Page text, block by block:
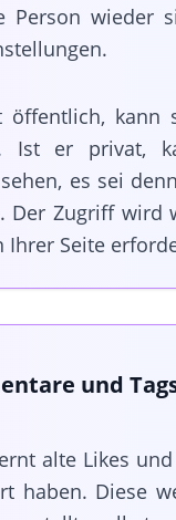
Person wieder
öffentlich, kann
Ist er privat,
es sei
Der Zugriff wird
Ihrer Seite
und
alte Likes
haben. Diese